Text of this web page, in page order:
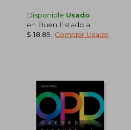
45%
dcto.
Disponible Usado
en Buen Estado a
$ 18.89
Comprar Usado